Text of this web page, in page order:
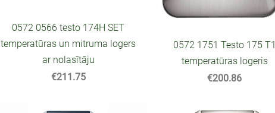
0572 0566 testo 174H SET
temperatūras un mitruma logers
ar nolasītāju
€211.75
0572 1751 Testo 175 T1
temperatūras logeris
€200.86